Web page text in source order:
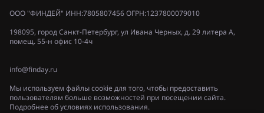
ООО "ФИНДЕЙ" ИНН:7805807456 ОГРН:1237800079010
198095, город Санкт-Петербург, ул Ивана Черных, д. 29 литера А,
помещ. 55-н офис 10-4ч
info@finday.ru
Мы используем файлы cookie для того, чтобы предоставить
пользователям больше возможностей при посещении сайта.
Подробнее об условиях использования.